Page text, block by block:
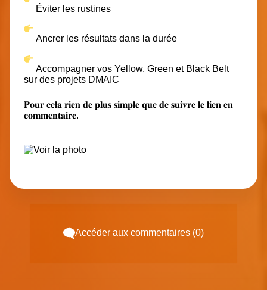
Éviter les rustines
Ancrer les résultats dans la durée
Accompagner vos Yellow, Green et Black Belt
sur des projets DMAIC
𝐏𝐨𝐮𝐫 𝐜𝐞𝐥𝐚 𝐫𝐢𝐞𝐧 𝐝𝐞 𝐩𝐥𝐮𝐬 𝐬𝐢𝐦𝐩𝐥𝐞 𝐪𝐮𝐞 𝐝𝐞 𝐬𝐮𝐢𝐯𝐫𝐞 𝐥𝐞 𝐥𝐢𝐞𝐧 𝐞𝐧
𝐜𝐨𝐦𝐦𝐞𝐧𝐭𝐚𝐢𝐫𝐞.
Accéder aux commentaires (0)